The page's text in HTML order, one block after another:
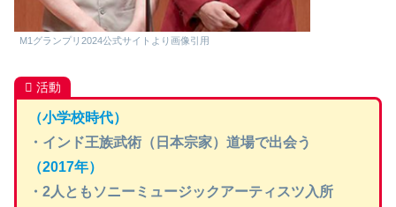
M1グランプリ2024公式サイトより画像引用
活動
（小学校時代）
・インド王族武術（日本宗家）道場で出会う
（2017年）
・2人ともソニーミュージックアーティスツ入所